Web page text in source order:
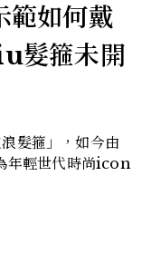
如何戴
髮箍未開
髮箍」，如今由
年輕世代時尚icon